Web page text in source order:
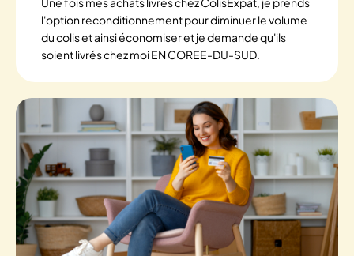
l'option reconditionnement pour diminuer le volume
du colis et ainsi économiser et je demande qu'ils
soient livrés chez moi EN COREE-DU-SUD.